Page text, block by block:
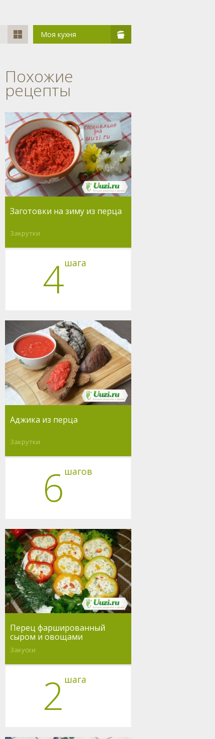
Моя кухня
Похожие
рецепты
Заготовки на зиму из перца
Закрутки
4шага
Аджика из перца
Закрутки
6 шагов
Перец фаршированный
сыром и овощами
Закуски
2 шага